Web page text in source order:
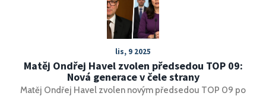
lis, 9 2025
Matěj Ondřej Havel zvolen předsedou TOP 09:
Nová generace v čele strany
Matěj Ondřej Havel zvolen novým předsedou TOP 09 po